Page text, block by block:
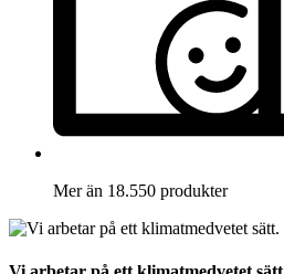
Mer än 18.550 produkter